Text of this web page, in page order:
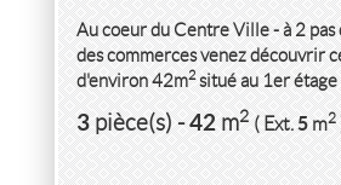
Au coeur du Centre Ville - à 2 pas
des commerces venez découvrir
d'environ 42m2situé au 1er étage
3pièce(s)-42m2 ( Ext.5m2
VENTE MAISONPYRENEES-
MAISON PYRENEES-